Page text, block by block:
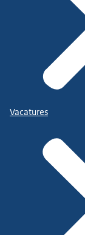
Vacatures